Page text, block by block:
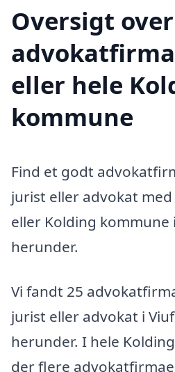
Oversigt over
eller hele
kommune
Find et godt
jurist eller advokat
eller Kolding kommune
herunder.
Vi fandt 25
jurist eller advokat i
herunder. I hele
der flere